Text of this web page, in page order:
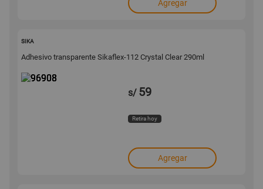
Agregar
SIKA
Adhesivo transparente Sikaflex-112 Crystal Clear 290ml
s/ 59
Retira hoy
Agregar